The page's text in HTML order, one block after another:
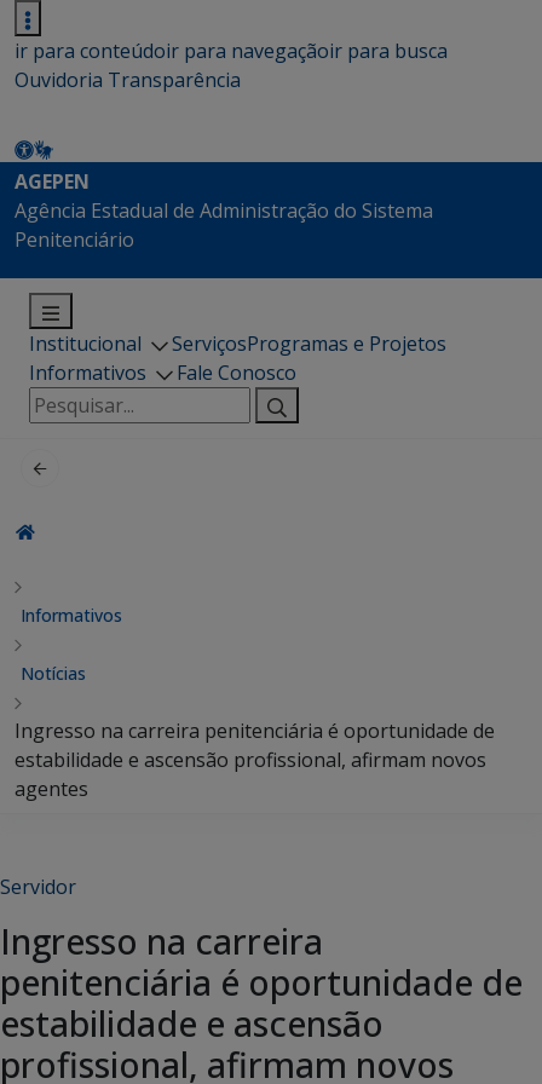
ir para conteúdoir para navegaçãoir para busca
Ouvidoria Transparência
AGEPEN
Agência Estadual de Administração do Sistema
Penitenciário
Institucional ServiçosProgramas e Projetos
Informativos
Fale Conosco
Pesquisar
por:
Informativos
Notícias
Ingresso na carreira penitenciária é oportunidade de
estabilidade e ascensão profissional, afirmam novos
agentes
Servidor
Ingresso na carreira
penitenciária é oportunidade de
estabilidade e ascensão
profissional, afirmam novos